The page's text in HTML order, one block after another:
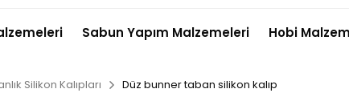
Sabun Yapım Malzemeleri Hobi
Silikon Kalıpları Düz bunner taban silikon kalıp